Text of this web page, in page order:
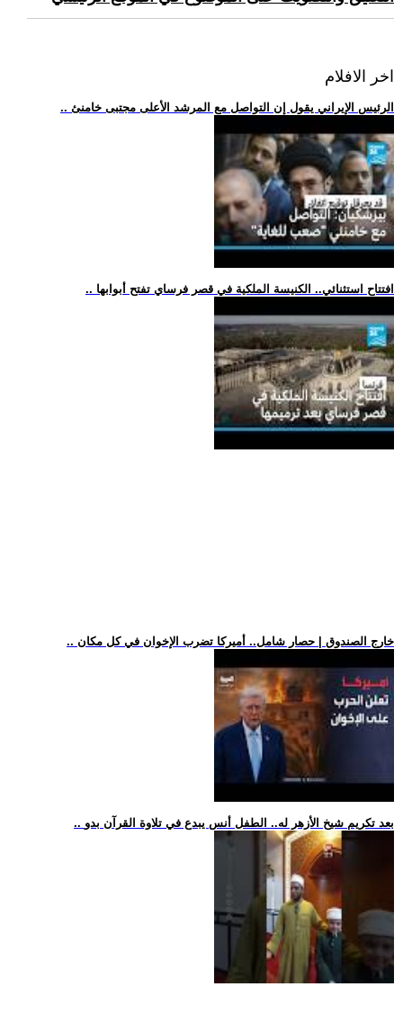
اخر الافلام
.. الرئيس الإيراني يقول إن التواصل مع المرشد الأعلى مجتبى خامنئ
.. افتتاح استثنائي.. الكنيسة الملكية في قصر فرساي تفتح أبوابها
.. خارج الصندوق | حصار شامل.. أميركا تضرب الإخوان في كل مكان
.. بعد تكريم شيخ الأزهر له.. الطفل أنس يبدع في تلاوة القرآن بدو